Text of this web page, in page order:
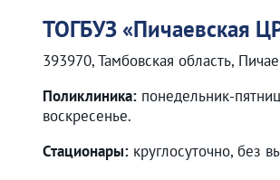
ТОГБУЗ «Пичаевская
393970, Тамбовская область,
Поликлиника: понедельник-
воскресенье.
Стационары: круглосуточно, без